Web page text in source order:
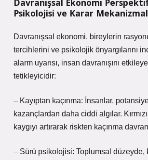
Davranışsal Ekonomi
Psikolojisi ve Karar
Davranışsal ekonomi, bireylerin
tercihlerini ve psikolojik önyargılarını
alarm uyarısı, insan davranışını
tetikleyicidir:
– Kayıptan kaçınma: İnsanlar,
kazançlardan daha ciddi algılar.
kaygıyı artırarak riskten kaçınma
– Sürü psikolojisi: Toplumsal düzeyde,